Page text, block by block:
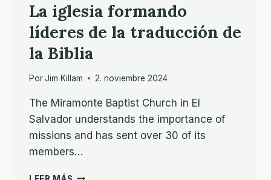
La iglesia formando
líderes de la traducción de
la Biblia
PorJim Killam 2. noviembre 2024
The Miramonte Baptist Church in El
Salvador understands the importance of
missions and has sent over 30 of its
members…
LA